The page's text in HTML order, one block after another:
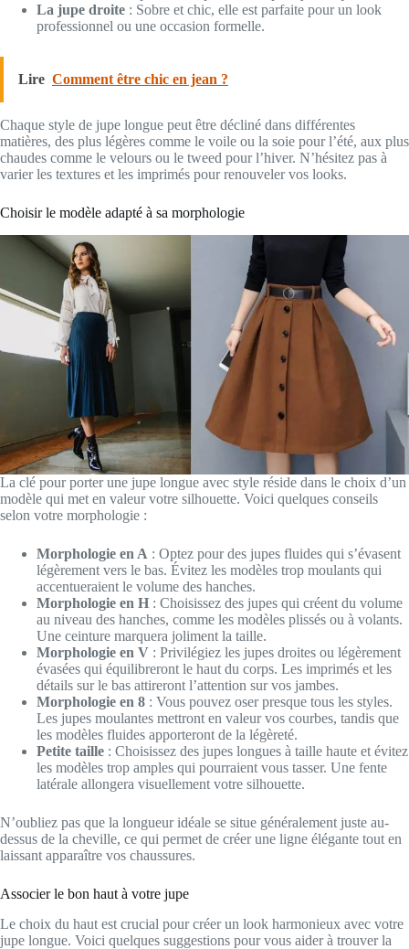
La jupe droite : Sobre et chic, elle est parfaite pour un look
professionnel ou une occasion formelle.
Lire Comment être chic en jean ?
Chaque style de jupe longue peut être décliné dans différentes
matières, des plus légères comme le voile ou la soie pour l’été, aux plus
chaudes comme le velours ou le tweed pour l’hiver. N’hésitez pas à
varier les textures et les imprimés pour renouveler vos looks.
Choisir le modèle adapté à sa morphologie
La clé pour porter une jupe longue avec style réside dans le choix d’un
modèle qui met en valeur votre silhouette. Voici quelques conseils
selon votre morphologie :
Morphologie en A : Optez pour des jupes fluides qui s’évasent
légèrement vers le bas. Évitez les modèles trop moulants qui
accentueraient le volume des hanches.
Morphologie en H : Choisissez des jupes qui créent du volume
au niveau des hanches, comme les modèles plissés ou à volants.
Une ceinture marquera joliment la taille.
Morphologie en V : Privilégiez les jupes droites ou légèrement
évasées qui équilibreront le haut du corps. Les imprimés et les
détails sur le bas attireront l’attention sur vos jambes.
Morphologie en 8 : Vous pouvez oser presque tous les styles.
Les jupes moulantes mettront en valeur vos courbes, tandis que
les modèles fluides apporteront de la légèreté.
Petite taille : Choisissez des jupes longues à taille haute et évitez
les modèles trop amples qui pourraient vous tasser. Une fente
latérale allongera visuellement votre silhouette.
N’oubliez pas que la longueur idéale se situe généralement juste au-
dessus de la cheville, ce qui permet de créer une ligne élégante tout en
laissant apparaître vos chaussures.
Associer le bon haut à votre jupe
Le choix du haut est crucial pour créer un look harmonieux avec votre
jupe longue. Voici quelques suggestions pour vous aider à trouver la